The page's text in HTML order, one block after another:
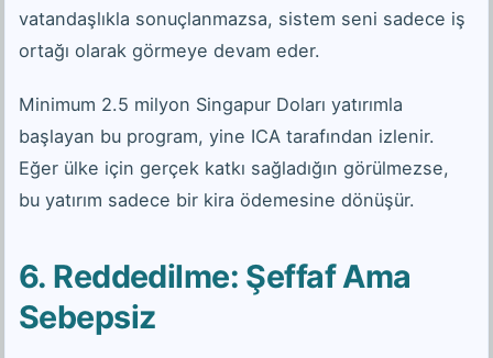
vatandaşlıkla sonuçlanmazsa, sistem seni sadece iş
ortağı olarak görmeye devam eder.
Minimum 2.5 milyon Singapur Doları yatırımla
başlayan bu program, yine ICA tarafından izlenir.
Eğer ülke için gerçek katkı sağladığın görülmezse,
bu yatırım sadece bir kira ödemesine dönüşür.
6. Reddedilme: Şeffaf Ama
Sebepsiz